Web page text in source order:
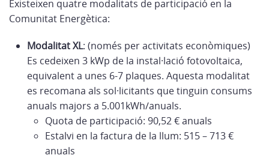
Existeixen quatre modalitats de participació en la
Comunitat Energètica:
Modalitat XL: (només per activitats econòmiques)
Es cedeixen 3 kWp de la instal·lació fotovoltaica,
equivalent a unes 6-7 plaques. Aquesta modalitat
es recomana als sol·licitants que tinguin consums
anuals majors a 5.001kWh/anuals.
Quota de participació: 90,52 € anuals
Estalvi en la factura de la llum: 515 – 713 €
anuals